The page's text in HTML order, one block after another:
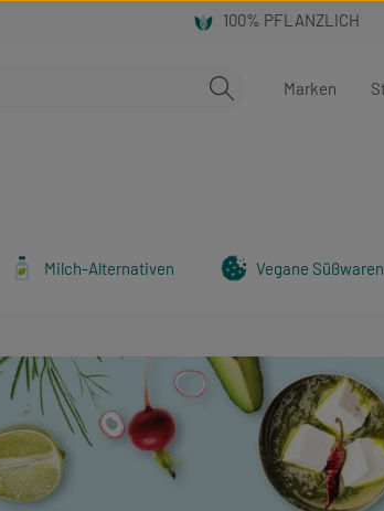
Marken
Milch-Alternativen Vegane Süßwaren